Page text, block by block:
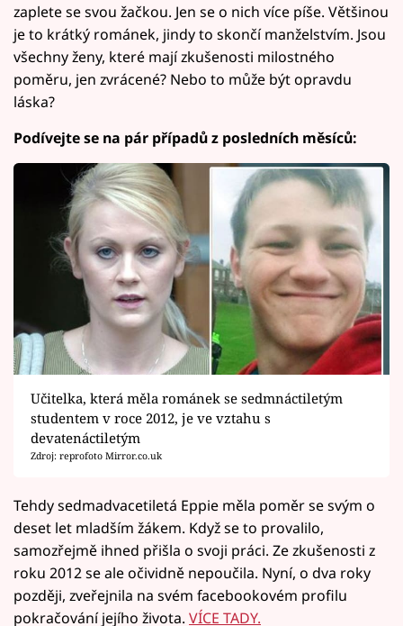
zaplete se svou žačkou. Jen se o nich více píše. Většinou
je to krátký románek, jindy to skončí manželstvím. Jsou
všechny ženy, které mají zkušenosti milostného
poměru, jen zvrácené? Nebo to může být opravdu
láska?
Podívejte se na pár případů z posledních měsíců:
Učitelka, která měla románek se sedmnáctiletým
studentem v roce 2012, je ve vztahu s
devatenáctiletým
Zdroj: reprofoto Mirror.co.uk
Tehdy sedmadvacetiletá Eppie měla poměr se svým o
deset let mladším žákem. Když se to provalilo,
samozřejmě ihned přišla o svoji práci. Ze zkušenosti z
roku 2012 se ale očividně nepoučila. Nyní, o dva roky
později, zveřejnila na svém facebookovém profilu
pokračování jejího života. VÍCE TADY.